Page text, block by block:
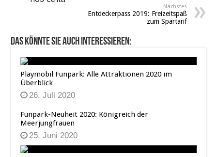
Nächstes
Entdeckerpass 2019: Freizeitspaß
zum Spartarif
Das könnte Sie auch interessieren:
Playmobil Funpark: Alle Attraktionen 2020 im
Überblick
26. Juli 2020
Funpark-Neuheit 2020: Königreich der
Meerjungfrauen
25. Juni 2020